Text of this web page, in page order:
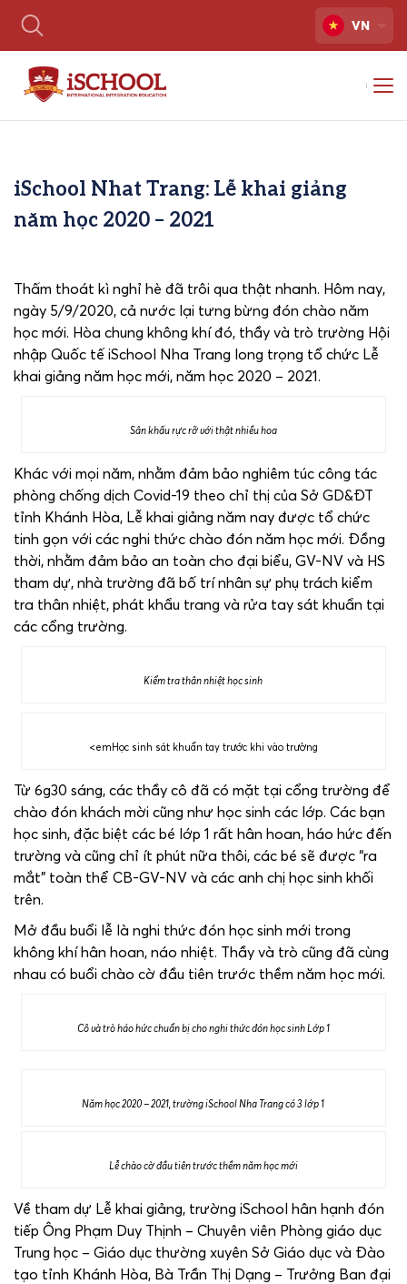
VN
iSchool Nhat Trang: Lễ khai giảng
năm học 2020 – 2021
Thấm thoát kì nghỉ hè đã trôi qua thật nhanh. Hôm nay,
ngày 5/9/2020, cả nước lại tưng bừng đón chào năm
học mới. Hòa chung không khí đó, thầy và trò trường Hội
nhập Quốc tế iSchool Nha Trang long trọng tổ chức Lễ
khai giảng năm học mới, năm học 2020 – 2021.
Sân khấu rực rỡ với thật nhiều hoa
Khác với mọi năm, nhằm đảm bảo nghiêm túc công tác
phòng chống dịch Covid-19 theo chỉ thị của Sở GD&ĐT
tỉnh Khánh Hòa, Lễ khai giảng năm nay được tổ chức
tinh gọn với các nghi thức chào đón năm học mới. Đồng
thời, nhằm đảm bảo an toàn cho đại biểu, GV-NV và HS
tham dự, nhà trường đã bố trí nhân sự phụ trách kiểm
tra thân nhiệt, phát khẩu trang và rửa tay sát khuẩn tại
các cổng trường.
Kiểm tra thân nhiệt học sinh
<emHọc sinh sát khuẩn tay trước khi vào trường
Từ 6g30 sáng, các thầy cô đã có mặt tại cổng trường để
chào đón khách mời cũng như học sinh các lớp. Các bạn
học sinh, đặc biệt các bé lớp 1 rất hân hoan, háo hức đến
trường và cũng chỉ ít phút nữa thôi, các bé sẽ được “ra
mắt” toàn thể CB-GV-NV và các anh chị học sinh khối
trên.
Mở đầu buổi lễ là nghi thức đón học sinh mới trong
không khí hân hoan, náo nhiệt. Thầy và trò cũng đã cùng
nhau có buổi chào cờ đầu tiên trước thềm năm học mới.
Cô và trò háo hức chuẩn bị cho nghi thức đón học sinh Lớp 1
Năm học 2020 – 2021, trường iSchool Nha Trang có 3 lớp 1
Lễ chào cờ đầu tiên trước thềm năm học mới
Về tham dự Lễ khai giảng, trường iSchool hân hạnh đón
tiếp Ông Phạm Duy Thịnh – Chuyên viên Phòng giáo dục
Trung học – Giáo dục thường xuyên Sở Giáo dục và Đào
tạo tỉnh Khánh Hòa, Bà Trần Thị Dạng – Trưởng Ban đại